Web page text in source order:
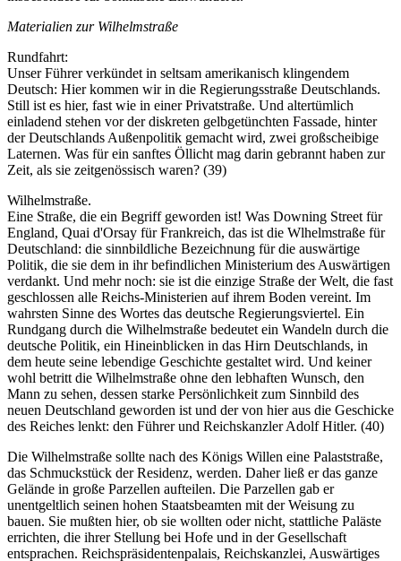
Materialien zur Wilhelmstraße
Rundfahrt:
Unser Führer verkündet in seltsam amerikanisch klingendem
Deutsch: Hier kommen wir in die Regierungsstraße Deutschlands.
Still ist es hier, fast wie in einer Privatstraße. Und altertümlich
einladend stehen vor der diskreten gelbgetünchten Fassade, hinter
der Deutschlands Außenpolitik gemacht wird, zwei großscheibige
Laternen. Was für ein sanftes Öllicht mag darin gebrannt haben zur
Zeit, als sie zeitgenössisch waren? (39)
Wilhelmstraße.
Eine Straße, die ein Begriff geworden ist! Was Downing Street für
England, Quai d'Orsay für Frankreich, das ist die Wlhelmstraße für
Deutschland: die sinnbildliche Bezeichnung für die auswärtige
Politik, die sie dem in ihr befindlichen Ministerium des Auswärtigen
verdankt. Und mehr noch: sie ist die einzige Straße der Welt, die fast
geschlossen alle Reichs-Ministerien auf ihrem Boden vereint. Im
wahrsten Sinne des Wortes das deutsche Regierungsviertel. Ein
Rundgang durch die Wilhelmstraße bedeutet ein Wandeln durch die
deutsche Politik, ein Hineinblicken in das Hirn Deutschlands, in
dem heute seine lebendige Geschichte gestaltet wird. Und keiner
wohl betritt die Wilhelmstraße ohne den lebhaften Wunsch, den
Mann zu sehen, dessen starke Persönlichkeit zum Sinnbild des
neuen Deutschland geworden ist und der von hier aus die Geschicke
des Reiches lenkt: den Führer und Reichskanzler Adolf Hitler. (40)
Die Wilhelmstraße sollte nach des Königs Willen eine Palaststraße,
das Schmuckstück der Residenz, werden. Daher ließ er das ganze
Gelände in große Parzellen aufteilen. Die Parzellen gab er
unentgeltlich seinen hohen Staatsbeamten mit der Weisung zu
bauen. Sie mußten hier, ob sie wollten oder nicht, stattliche Paläste
errichten, die ihrer Stellung bei Hofe und in der Gesellschaft
entsprachen. Reichspräsidentenpalais, Reichskanzlei, Auswärtiges